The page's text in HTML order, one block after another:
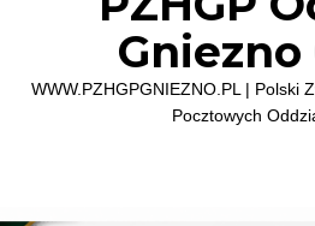
Gniezno
WWW.PZHGPGNIEZNO.PL | Polski
Pocztowych